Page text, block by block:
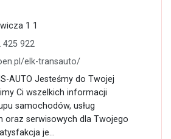
1 1
425 922
elk-transauto/
AUTO Jesteśmy do Twojej
Ci wszelkich informacji
samochodów, usług
oraz serwisowych dla Twojego
je...